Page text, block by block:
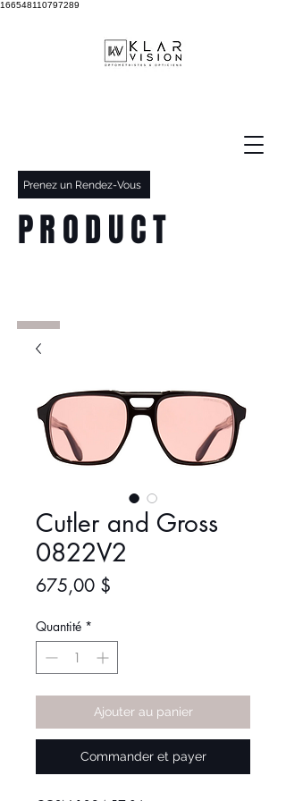
166548110797289
Prenez un Rendez-Vous
PRODUCT
Cutler and Gross
0822V2
675,00 $
Quantité *
Ajouter au panier
Commander et payer